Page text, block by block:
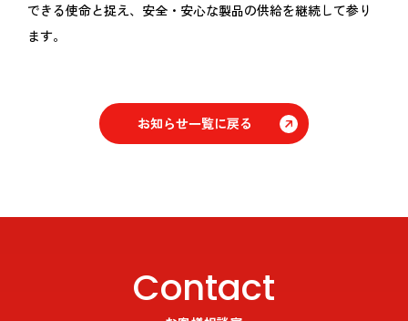
できる使命と捉え、安全・安心な製品の供給を継続して参り
ます。
お知らせ一覧に戻る
Contact